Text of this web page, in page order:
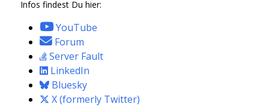
Infos findest Du hier:
YouTube
Forum
Server Fault
LinkedIn
Bluesky
X (formerly Twitter)